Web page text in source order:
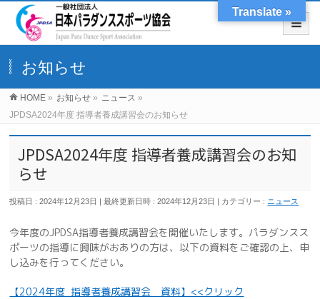
お知らせ
HOME » お知らせ » ニュース »
JPDSA2024年度 指導者養成講習会のお知らせ
JPDSA2024年度 指導者養成講習会のお知
らせ
投稿日 : 2024年12月23日 最終更新日時 : 2024年12月23日 カテゴリー : ニュース
今年度のJPDSA指導者養成講習会を開催いたします。パラダンスス
ポーツの指導に興味がおありの方は、以下の資料をご確認の上、申
し込みを行ってください。
【2024年度_指導者養成講習会 資料】<<クリック
Translate »